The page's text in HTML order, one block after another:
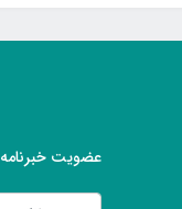
عضویت خبرنامه